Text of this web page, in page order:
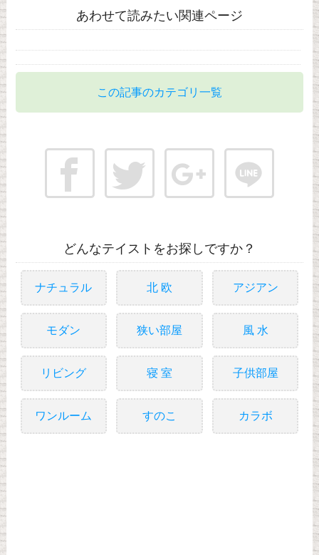
あわせて読みたい関連ページ
この記事のカテゴリ一覧
どんなテイストをお探しですか？
ナチュラル 北 欧 アジアン
モダン 狭い部屋 風 水
リビング 寝 室 子供部屋
ワンルーム すのこ カラボ